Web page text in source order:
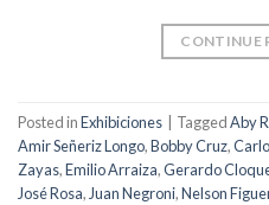
CONTINUE
Posted inExhibiciones TaggedAby
Amir Señeriz Longo,Bobby Cruz,
Zayas,Emilio Arraiza,Gerardo
José Rosa,Juan Negroni,Nelson